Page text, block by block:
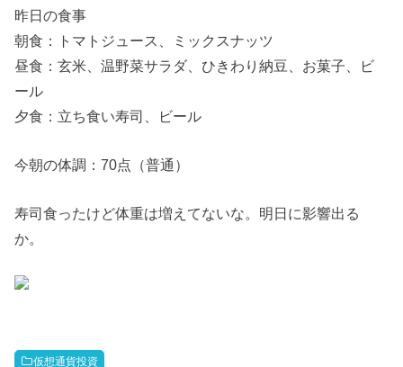
昨日の食事
朝食：トマトジュース、ミックスナッツ
昼食：玄米、温野菜サラダ、ひきわり納豆、お菓子、ビ
ール
夕食：立ち食い寿司、ビール
今朝の体調：70点（普通）
寿司食ったけど体重は増えてないな。明日に影響出る
か。
仮想通貨投資